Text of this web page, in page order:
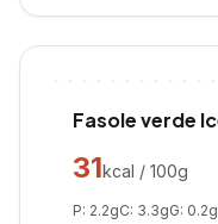
Fasole verde
31kcal / 100g
P: 2.2gC: 3.3gG: 0.2g